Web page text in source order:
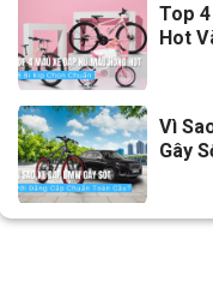
Top
Hot
Vì
Gây